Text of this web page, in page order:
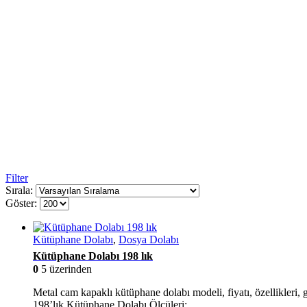
Filter
Sırala:
Göster:
Kütüphane Dolabı, Dosya Dolabı
Kütüphane Dolabı 198 lık
0 5 üzerinden
Metal cam kapaklı kütüphane dolabı modeli, fiyatı,
198’lık Kütüphane Dolabı Ölçüleri: